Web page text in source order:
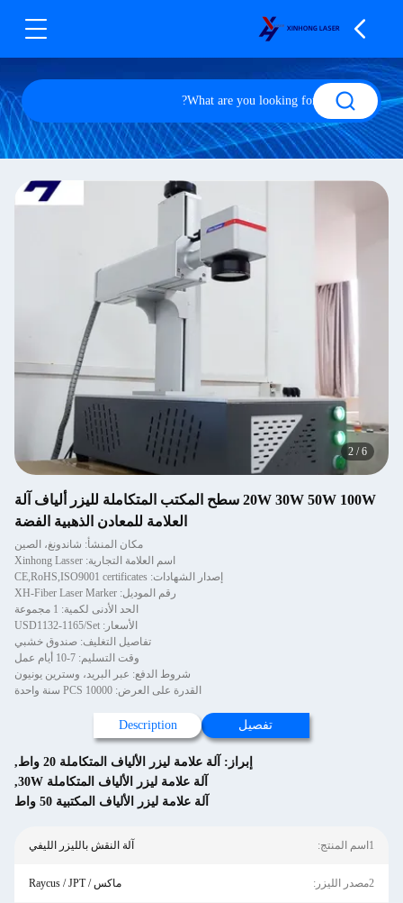
2 /6
20W 30W 50W 100W سطح المكتب المتكاملة لليزر ألياف آلة
العلامة للمعادن الذهبية الفضة
مكان المنشأ: شاندونغ، الصين
اسم العلامة التجارية: Xinhong Lasser
إصدار الشهادات: CE,RoHS,ISO9001 certificates
رقم الموديل: XH-Fiber Laser Marker
الحد الأدنى لكمية: 1 مجموعة
الأسعار: USD1132-1165/Set
تفاصيل التغليف: صندوق خشبي
وقت التسليم: 7-10 أيام عمل
شروط الدفع: عبر البريد، وسترين يونيون
القدرة على العرض: 10000 PCS سنة واحدة
تفصيل Description
إبراز: آلة علامة ليزر الألياف المتكاملة 20 واط
,
آلة علامة ليزر الألياف المتكاملة 30W
,
آلة علامة ليزر الألياف المكتبية 50 واط
1اسم المنتج: آلة النقش بالليزر الليفي
2مصدر الليزر: ماكس / Raycus / JPT